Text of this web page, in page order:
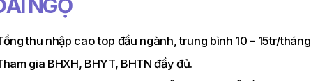
NGỘ
thu nhập cao top đầu ngành, trung bình 10 – 15tr/tháng
gia BHXH, BHYT, BHTN đầy đủ.